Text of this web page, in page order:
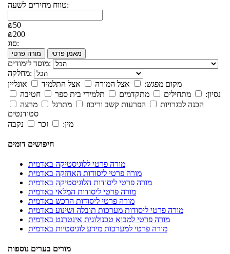
טווח מחירים לשעה:
₪50
₪200
סוג:
מורה פרטי מאמן פרטי
מוסד לימודים:
מחלקה:
מקום מפגש:
אצל המורה אצל התלמיד
אונליין
נסיון:
מתחילים מתקדמים תלמידי בית ספר
חטיבה
הכנה לבגרויות
הפרעות קשב וריכוז מתרגל
מרצה
סטודנטים
מין:
זכר נקבה
חיפושים דומים
מורה פרטי ללוגיסטיקה באדמית
מורה פרטי ליסודות האחזקה באדמית
מורה פרטי ליסודות הלוגיסטיקה באדמית
מורה פרטי ליסודות המלאי באדמית
מורה פרטי ליסודות הרכש באדמית
מורה פרטי ליסודות מערכות תובלה ושינוע באדמית
מורה פרטי למבוא טכנולוגית אינטרנט באדמית
מורה פרטי למערכות מידע לוגיסטיות באדמית
מורים בערים נוספות